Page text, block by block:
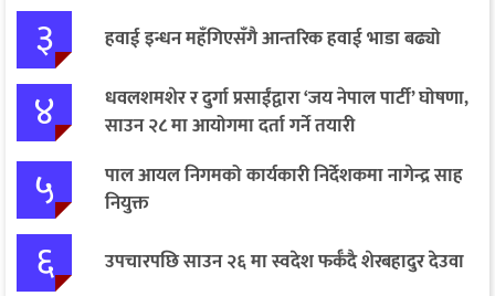
३ हवाई इन्धन महँगिएसँगै आन्तरिक हवाई भाडा बढ्यो
४
धवलशमशेर र दुर्गा प्रसाईंद्वारा ‘जय नेपाल पार्टी’ घोषणा,
साउन २८ मा आयोगमा दर्ता गर्ने तयारी
५
पाल आयल निगमको कार्यकारी निर्देशकमा नागेन्द्र साह
नियुक्त
६ उपचारपछि साउन २६ मा स्वदेश फर्कँदै शेरबहादुर देउवा